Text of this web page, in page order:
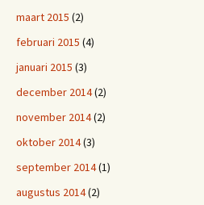
maart 2015 (2)
februari 2015 (4)
januari 2015 (3)
december 2014(2)
november 2014(2)
oktober 2014(3)
september 2014(1)
augustus 2014(2)